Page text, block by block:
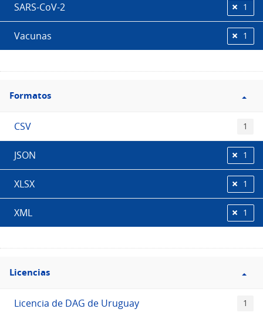
SARS-CoV-2 1
Vacunas 1
Filtro
Formatos
Formatos
CSV 1
JSON 1
XLSX 1
XML 1
Filtro
Licencias
Licencias
Licencia de DAG de Uruguay 1